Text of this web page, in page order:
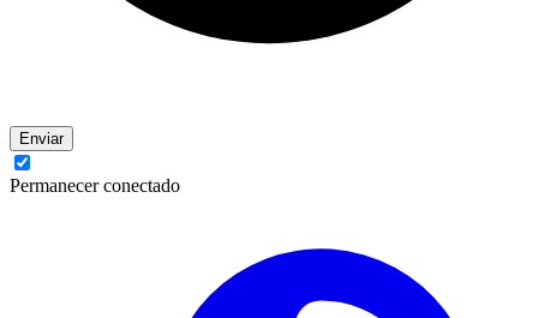
Enviar
Permanecer conectado